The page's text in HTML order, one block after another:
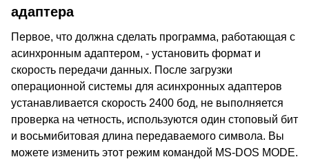
адаптера
Первое, что должна сделать программа, работающая с
асинхронным адаптером, - установить формат и
скорость передачи данных. После загрузки
операционной системы для асинхронных адаптеров
устанавливается скорость 2400 бод, не выполняется
проверка на четность, используются один стоповый бит
и восьмибитовая длина передаваемого символа. Вы
можете изменить этот режим командой MS-DOS MODE.